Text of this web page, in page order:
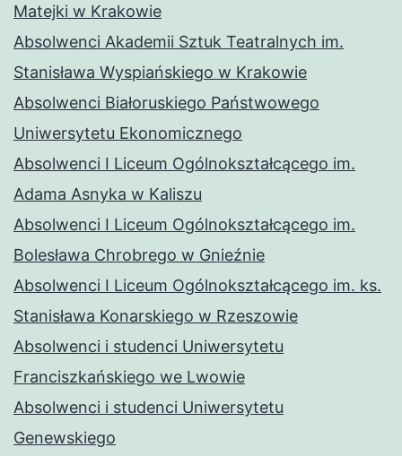
Matejki w Krakowie
Absolwenci Akademii Sztuk Teatralnych im.
Stanisława Wyspiańskiego w Krakowie
Absolwenci Białoruskiego Państwowego
Uniwersytetu Ekonomicznego
Absolwenci I Liceum Ogólnokształcącego im.
Adama Asnyka w Kaliszu
Absolwenci I Liceum Ogólnokształcącego im.
Bolesława Chrobrego w Gnieźnie
Absolwenci I Liceum Ogólnokształcącego im. ks.
Stanisława Konarskiego w Rzeszowie
Absolwenci i studenci Uniwersytetu
Franciszkańskiego we Lwowie
Absolwenci i studenci Uniwersytetu
Genewskiego